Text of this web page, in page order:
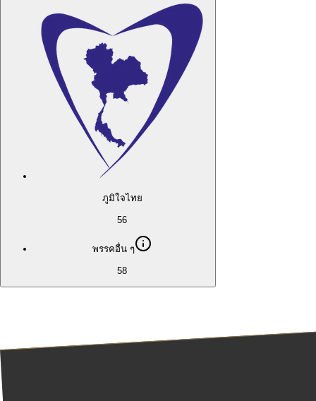
ภูมิใจไทย
56
พรรคอื่น ๆ
58